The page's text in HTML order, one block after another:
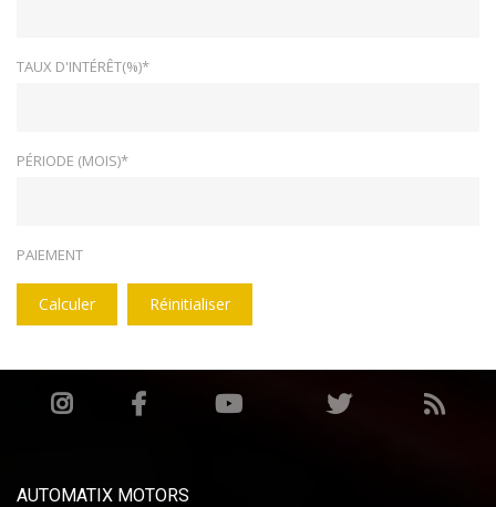
TAUX D'INTÉRÊT(%)*
PÉRIODE (MOIS)*
PAIEMENT
Calculer Réinitialiser
AUTOMATIX MOTORS